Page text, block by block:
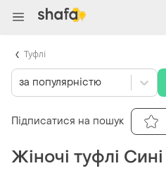
Жіночі туфлі Сині
за популярністю
Підписатися на пошук
Туфлі